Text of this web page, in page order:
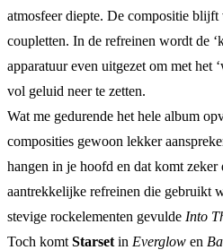
atmosfeer diepte. De compositie
coupletten. In de refreinen wordt de
apparatuur even uitgezet om met het
vol geluid neer te zetten.
Wat me gedurende het hele album
composities gewoon lekker
hangen in je hoofd en dat komt zeker
aantrekkelijke refreinen die gebruikt
stevige rockelementen gevulde Into
Toch komt Starset in Everglow en